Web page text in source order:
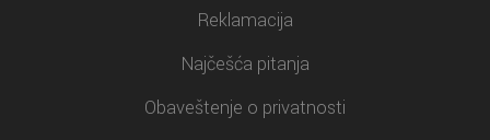
Reklamacija
Najčešća pitanja
Obaveštenje o privatnosti